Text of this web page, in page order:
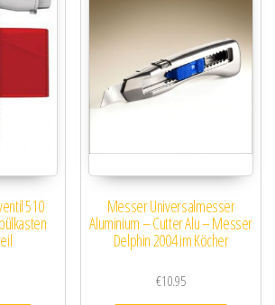
510 Messer Universalmesser
Aluminium – Cutter Alu – Messer
Delphin 2004 im Köcher
€10.95